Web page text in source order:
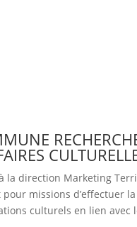
la direction Marketing
missions d’effectuer
culturels en lien avec